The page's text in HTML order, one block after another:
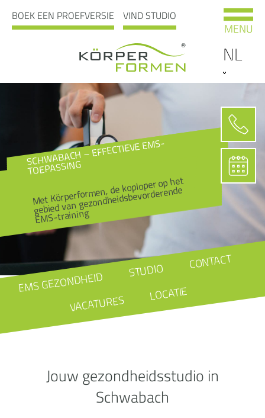
BOEK EEN PROEFVERSIE VIND STUDIO
NL
MENU
SCHWABACH – EFFECTIEVE EMS-
TOEPASSING
Met Körperformen, de koploper op het
gebied van gezondheidsbevorderende
EMS-training
EMS GEZONDHEID STUDIO CONTACT
VACATURES LOCATIE
Jouw gezondheidsstudio in
Schwabach